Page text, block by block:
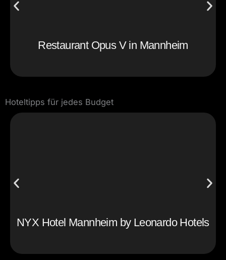
Restaurant Opus V in Mannheim
Hoteltipps für jedes Budget
NYX Hotel Mannheim by Leonardo Hotels